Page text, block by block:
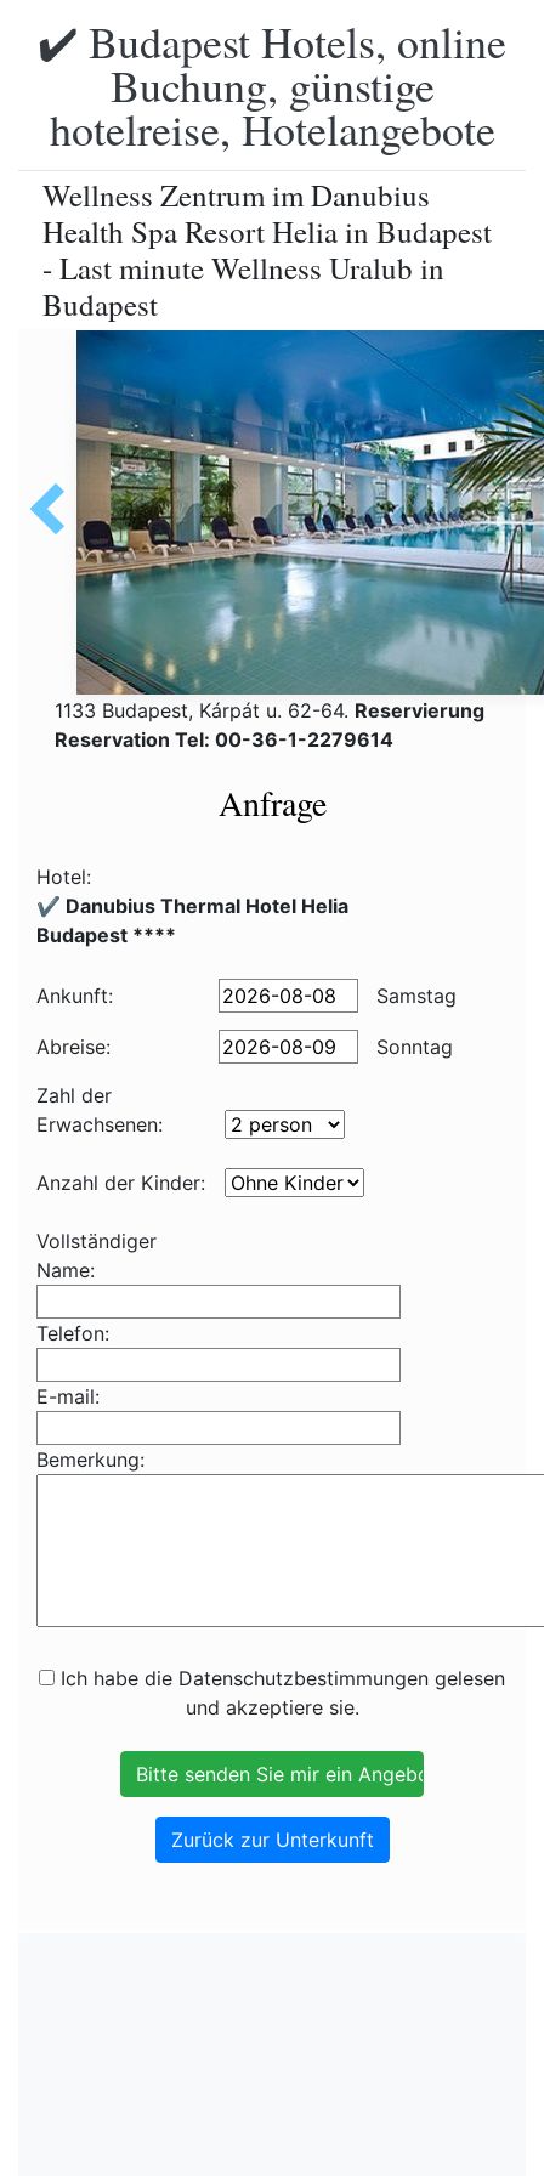
✔️ Budapest Hotels, online
Buchung, günstige
hotelreise, Hotelangebote
Wellness Zentrum im Danubius
Health Spa Resort Helia in Budapest
- Last minute Wellness Uralub in
Budapest
1133 Budapest, Kárpát u. 62-64. Reservierung
Reservation Tel: 00-36-1-2279614
Anfrage
Hotel:
✔️ Danubius Thermal Hotel Helia
Budapest ****
Ankunft: Samstag
Abreise:
Sonntag
Zahl der
Erwachsenen:
Anzahl der Kinder:
Vollständiger
Name:
Telefon:
E-mail:
Bemerkung:
Ich habe die Datenschutzbestimmungen gelesen
und akzeptiere sie.
Zurück zur Unterkunft